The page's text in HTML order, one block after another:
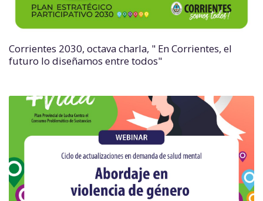
Corrientes 2030, octava charla, " En Corrientes, el
futuro lo diseñamos entre todos"